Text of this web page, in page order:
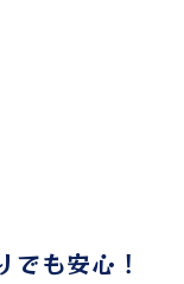
でも安心！